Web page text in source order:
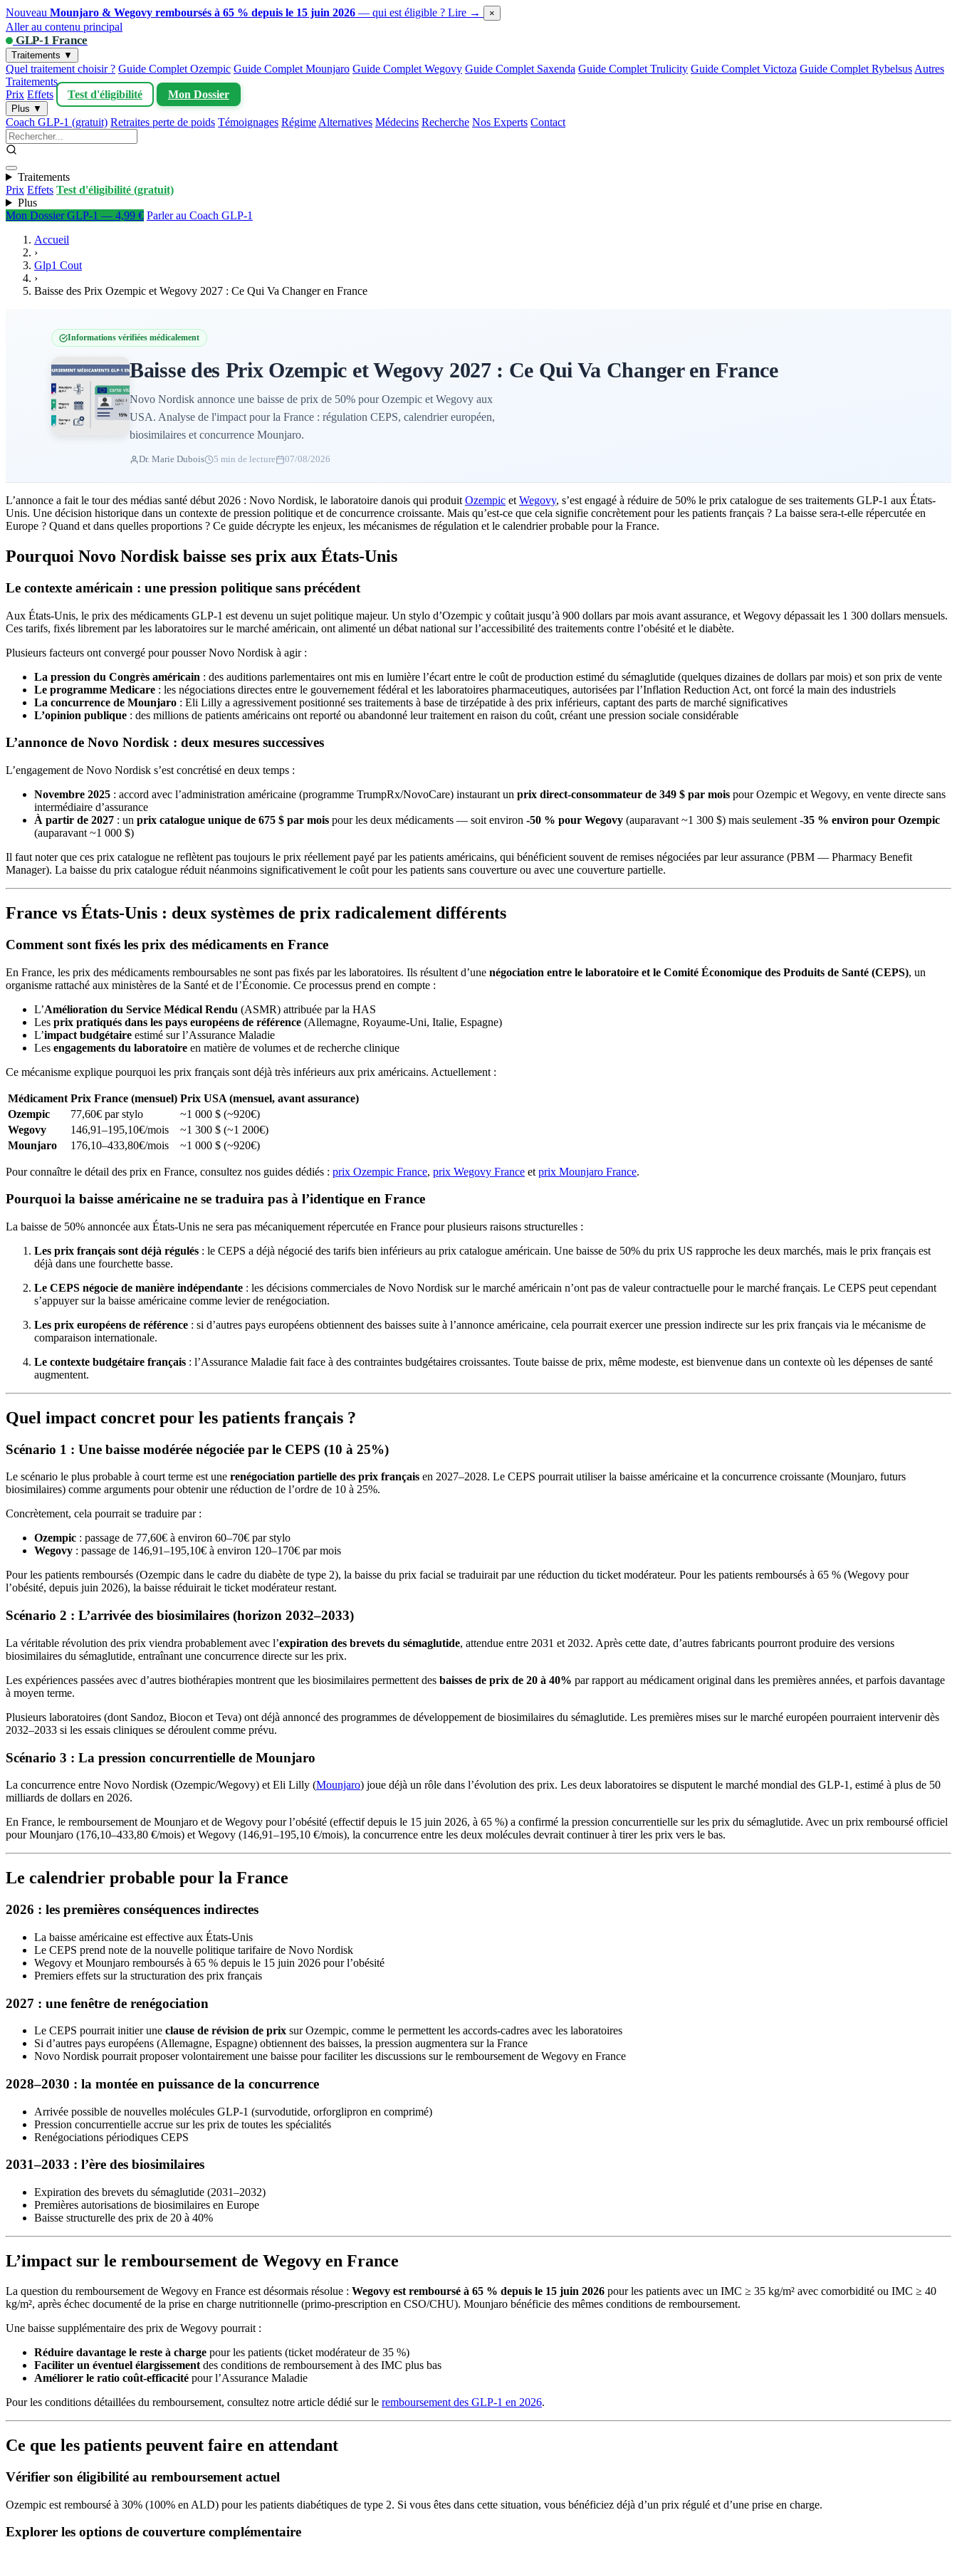
Nouveau Mounjaro & Wegovy remboursés à 65 % depuis le 15 juin 2026 — qui est éligible ? Lire → ×
Aller au contenu principal
GLP-1 France
Traitements ▼
Quel traitement choisir ? Guide Complet Ozempic Guide Complet Mounjaro Guide Complet Wegovy Guide Complet Saxenda Guide Complet Trulicity Guide Complet Victoza Guide Complet Rybelsus Autres
Traitements
Prix Effets Test d'éligibilité Mon Dossier
Plus ▼
Coach GLP-1 (gratuit) Retraites perte de poids Témoignages Régime Alternatives Médecins Recherche Nos Experts Contact
Traitements
Prix Effets Test d'éligibilité (gratuit)
Plus
Mon Dossier GLP-1 — 4,99 € Parler au Coach GLP-1
Accueil
›
Glp1 Cout
›
Baisse des Prix Ozempic et Wegovy 2027 : Ce Qui Va Changer en France
Informations vérifiées médicalement
Baisse des Prix Ozempic et Wegovy 2027 : Ce Qui Va Changer en France
Novo Nordisk annonce une baisse de prix de 50% pour Ozempic et Wegovy aux
USA. Analyse de l'impact pour la France : régulation CEPS, calendrier européen,
biosimilaires et concurrence Mounjaro.
Dr. Marie Dubois 5 min de lecture 07/08/2026
L’annonce a fait le tour des médias santé début 2026 : Novo Nordisk, le laboratoire danois qui produit Ozempic et Wegovy, s’est engagé à réduire de 50% le prix catalogue de ses traitements GLP-1 aux États-
Unis. Une décision historique dans un contexte de pression politique et de concurrence croissante. Mais qu’est-ce que cela signifie concrètement pour les patients français ? La baisse sera-t-elle répercutée en
Europe ? Quand et dans quelles proportions ? Ce guide décrypte les enjeux, les mécanismes de régulation et le calendrier probable pour la France.
Pourquoi Novo Nordisk baisse ses prix aux États-Unis
Le contexte américain : une pression politique sans précédent
Aux États-Unis, le prix des médicaments GLP-1 est devenu un sujet politique majeur. Un stylo d’Ozempic y coûtait jusqu’à 900 dollars par mois avant assurance, et Wegovy dépassait les 1 300 dollars mensuels.
Ces tarifs, fixés librement par les laboratoires sur le marché américain, ont alimenté un débat national sur l’accessibilité des traitements contre l’obésité et le diabète.
Plusieurs facteurs ont convergé pour pousser Novo Nordisk à agir :
La pression du Congrès américain : des auditions parlementaires ont mis en lumière l’écart entre le coût de production estimé du sémaglutide (quelques dizaines de dollars par mois) et son prix de vente
Le programme Medicare : les négociations directes entre le gouvernement fédéral et les laboratoires pharmaceutiques, autorisées par l’Inflation Reduction Act, ont forcé la main des industriels
La concurrence de Mounjaro : Eli Lilly a agressivement positionné ses traitements à base de tirzépatide à des prix inférieurs, captant des parts de marché significatives
L’opinion publique : des millions de patients américains ont reporté ou abandonné leur traitement en raison du coût, créant une pression sociale considérable
L’annonce de Novo Nordisk : deux mesures successives
L’engagement de Novo Nordisk s’est concrétisé en deux temps :
Novembre 2025 : accord avec l’administration américaine (programme TrumpRx/NovoCare) instaurant un prix direct-consommateur de 349 $ par mois pour Ozempic et Wegovy, en vente directe sans
intermédiaire d’assurance
À partir de 2027 : un prix catalogue unique de 675 $ par mois pour les deux médicaments — soit environ -50 % pour Wegovy (auparavant ~1 300 $) mais seulement -35 % environ pour Ozempic
(auparavant ~1 000 $)
Il faut noter que ces prix catalogue ne reflètent pas toujours le prix réellement payé par les patients américains, qui bénéficient souvent de remises négociées par leur assurance (PBM — Pharmacy Benefit
Manager). La baisse du prix catalogue réduit néanmoins significativement le coût pour les patients sans couverture ou avec une couverture partielle.
France vs États-Unis : deux systèmes de prix radicalement différents
Comment sont fixés les prix des médicaments en France
En France, les prix des médicaments remboursables ne sont pas fixés par les laboratoires. Ils résultent d’une négociation entre le laboratoire et le Comité Économique des Produits de Santé (CEPS), un
organisme rattaché aux ministères de la Santé et de l’Économie. Ce processus prend en compte :
L’Amélioration du Service Médical Rendu (ASMR) attribuée par la HAS
Les prix pratiqués dans les pays européens de référence (Allemagne, Royaume-Uni, Italie, Espagne)
L’impact budgétaire estimé sur l’Assurance Maladie
Les engagements du laboratoire en matière de volumes et de recherche clinique
Ce mécanisme explique pourquoi les prix français sont déjà très inférieurs aux prix américains. Actuellement :
Médicament Prix France (mensuel) Prix USA (mensuel, avant assurance)
Ozempic
77,60€ par stylo
~1 000 $ (~920€)
Wegovy
146,91–195,10€/mois
~1 300 $ (~1 200€)
Mounjaro
176,10–433,80€/mois ~1 000 $ (~920€)
Pour connaître le détail des prix en France, consultez nos guides dédiés : prix Ozempic France, prix Wegovy France et prix Mounjaro France.
Pourquoi la baisse américaine ne se traduira pas à l’identique en France
La baisse de 50% annoncée aux États-Unis ne sera pas mécaniquement répercutée en France pour plusieurs raisons structurelles :
Les prix français sont déjà régulés : le CEPS a déjà négocié des tarifs bien inférieurs au prix catalogue américain. Une baisse de 50% du prix US rapproche les deux marchés, mais le prix français est
déjà dans une fourchette basse.
Le CEPS négocie de manière indépendante : les décisions commerciales de Novo Nordisk sur le marché américain n’ont pas de valeur contractuelle pour le marché français. Le CEPS peut cependant
s’appuyer sur la baisse américaine comme levier de renégociation.
Les prix européens de référence : si d’autres pays européens obtiennent des baisses suite à l’annonce américaine, cela pourrait exercer une pression indirecte sur les prix français via le mécanisme de
comparaison internationale.
Le contexte budgétaire français : l’Assurance Maladie fait face à des contraintes budgétaires croissantes. Toute baisse de prix, même modeste, est bienvenue dans un contexte où les dépenses de santé
augmentent.
Quel impact concret pour les patients français ?
Scénario 1 : Une baisse modérée négociée par le CEPS (10 à 25%)
Le scénario le plus probable à court terme est une renégociation partielle des prix français en 2027–2028. Le CEPS pourrait utiliser la baisse américaine et la concurrence croissante (Mounjaro, futurs
biosimilaires) comme arguments pour obtenir une réduction de l’ordre de 10 à 25%.
Concrètement, cela pourrait se traduire par :
Ozempic : passage de 77,60€ à environ 60–70€ par stylo
Wegovy : passage de 146,91–195,10€ à environ 120–170€ par mois
Pour les patients remboursés (Ozempic dans le cadre du diabète de type 2), la baisse du prix facial se traduirait par une réduction du ticket modérateur. Pour les patients remboursés à 65 % (Wegovy pour
l’obésité, depuis juin 2026), la baisse réduirait le ticket modérateur restant.
Scénario 2 : L’arrivée des biosimilaires (horizon 2032–2033)
La véritable révolution des prix viendra probablement avec l’expiration des brevets du sémaglutide, attendue entre 2031 et 2032. Après cette date, d’autres fabricants pourront produire des versions
biosimilaires du sémaglutide, entraînant une concurrence directe sur les prix.
Les expériences passées avec d’autres biothérapies montrent que les biosimilaires permettent des baisses de prix de 20 à 40% par rapport au médicament original dans les premières années, et parfois davantage
à moyen terme.
Plusieurs laboratoires (dont Sandoz, Biocon et Teva) ont déjà annoncé des programmes de développement de biosimilaires du sémaglutide. Les premières mises sur le marché européen pourraient intervenir dès
2032–2033 si les essais cliniques se déroulent comme prévu.
Scénario 3 : La pression concurrentielle de Mounjaro
La concurrence entre Novo Nordisk (Ozempic/Wegovy) et Eli Lilly (Mounjaro) joue déjà un rôle dans l’évolution des prix. Les deux laboratoires se disputent le marché mondial des GLP-1, estimé à plus de 50
milliards de dollars en 2026.
En France, le remboursement de Mounjaro et de Wegovy pour l’obésité (effectif depuis le 15 juin 2026, à 65 %) a confirmé la pression concurrentielle sur les prix du sémaglutide. Avec un prix remboursé officiel
pour Mounjaro (176,10–433,80 €/mois) et Wegovy (146,91–195,10 €/mois), la concurrence entre les deux molécules devrait continuer à tirer les prix vers le bas.
Le calendrier probable pour la France
2026 : les premières conséquences indirectes
La baisse américaine est effective aux États-Unis
Le CEPS prend note de la nouvelle politique tarifaire de Novo Nordisk
Wegovy et Mounjaro remboursés à 65 % depuis le 15 juin 2026 pour l’obésité
Premiers effets sur la structuration des prix français
2027 : une fenêtre de renégociation
Le CEPS pourrait initier une clause de révision de prix sur Ozempic, comme le permettent les accords-cadres avec les laboratoires
Si d’autres pays européens (Allemagne, Espagne) obtiennent des baisses, la pression augmentera sur la France
Novo Nordisk pourrait proposer volontairement une baisse pour faciliter les discussions sur le remboursement de Wegovy en France
2028–2030 : la montée en puissance de la concurrence
Arrivée possible de nouvelles molécules GLP-1 (survodutide, orforglipron en comprimé)
Pression concurrentielle accrue sur les prix de toutes les spécialités
Renégociations périodiques CEPS
2031–2033 : l’ère des biosimilaires
Expiration des brevets du sémaglutide (2031–2032)
Premières autorisations de biosimilaires en Europe
Baisse structurelle des prix de 20 à 40%
L’impact sur le remboursement de Wegovy en France
La question du remboursement de Wegovy en France est désormais résolue : Wegovy est remboursé à 65 % depuis le 15 juin 2026 pour les patients avec un IMC ≥ 35 kg/m² avec comorbidité ou IMC ≥ 40
kg/m², après échec documenté de la prise en charge nutritionnelle (primo-prescription en CSO/CHU). Mounjaro bénéficie des mêmes conditions de remboursement.
Une baisse supplémentaire des prix de Wegovy pourrait :
Réduire davantage le reste à charge pour les patients (ticket modérateur de 35 %)
Faciliter un éventuel élargissement des conditions de remboursement à des IMC plus bas
Améliorer le ratio coût-efficacité pour l’Assurance Maladie
Pour les conditions détaillées du remboursement, consultez notre article dédié sur le remboursement des GLP-1 en 2026.
Ce que les patients peuvent faire en attendant
Vérifier son éligibilité au remboursement actuel
Ozempic est remboursé à 30% (100% en ALD) pour les patients diabétiques de type 2. Si vous êtes dans cette situation, vous bénéficiez déjà d’un prix régulé et d’une prise en charge.
Explorer les options de couverture complémentaire